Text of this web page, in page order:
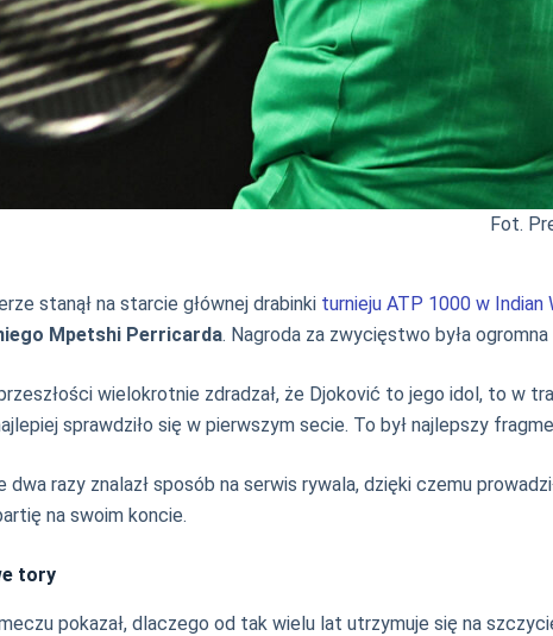
Fot.
stanął na starcie głównej drabinki turnieju ATP 1000 w Indian
Mpetshi Perricarda. Nagroda za zwycięstwo była
wielokrotnie zdradzał, że Djoković to jego idol, to w
sprawdziło się w pierwszym secie. To był najlepszy
razy znalazł sposób na serwis rywala, dzięki czemu
na swoim koncie.
tory
pokazał, dlaczego od tak wielu lat utrzymuje się na